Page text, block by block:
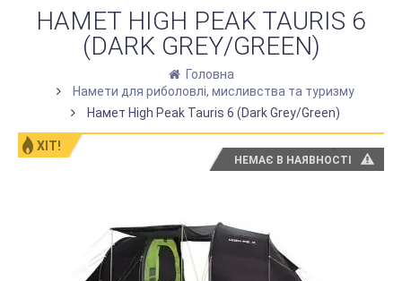
НАМЕТ HIGH PEAK TAURIS 6
(DARK GREY/GREEN)
Головна
Намети для риболовлі, мисливства та туризму
Намет High Peak Tauris 6 (Dark Grey/Green)
ХІТ!
НЕМАЄ В НАЯВНОСТІ